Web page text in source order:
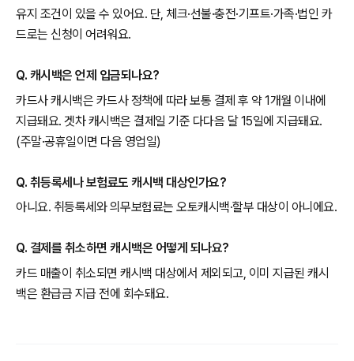
유지 조건이 있을 수 있어요. 단, 체크·선불·충전·기프트·가족·법인 카
드로는 신청이 어려워요.
Q. 캐시백은 언제 입금되나요?
카드사 캐시백은 카드사 정책에 따라 보통 결제 후 약 1개월 이내에
지급돼요. 겟차 캐시백은 결제일 기준 다다음 달 15일에 지급돼요.
(주말·공휴일이면 다음 영업일)
Q. 취등록세나 보험료도 캐시백 대상인가요?
아니요. 취등록세와 의무보험료는 오토캐시백·할부 대상이 아니에요.
Q. 결제를 취소하면 캐시백은 어떻게 되나요?
카드 매출이 취소되면 캐시백 대상에서 제외되고, 이미 지급된 캐시
백은 환급금 지급 전에 회수돼요.